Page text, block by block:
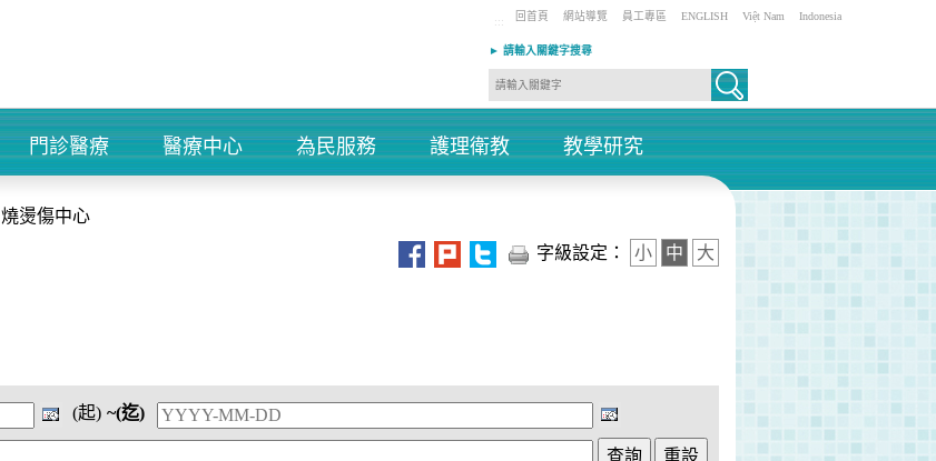
::: 回首頁 網站導覽 員工專區 ENGLISH Việt Nam Indonesia
► 請輸入關鍵字搜尋
+
門診醫療
+
醫療中心
+
為民服務
+
護理衛教
+
教學研究
燒燙傷中心
字級設定：
小 中 大
(起) ~(迄)